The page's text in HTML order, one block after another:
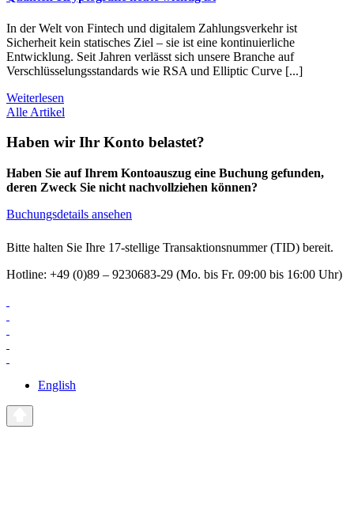
In der Welt von Fintech und digitalem Zahlungsverkehr ist
Sicherheit kein statisches Ziel – sie ist eine kontinuierliche
Entwicklung. Seit Jahren verlässt sich unsere Branche auf
Verschlüsselungsstandards wie RSA und Elliptic Curve [...]
Weiterlesen
Alle Artikel
Haben wir Ihr Konto belastet?
Haben Sie auf Ihrem Kontoauszug eine Buchung gefunden,
deren Zweck Sie nicht nachvollziehen können?
Buchungsdetails ansehen
Bitte halten Sie Ihre 17-stellige Transaktionsnummer (TID) bereit.
Hotline: +49 (0)89 – 9230683-29 (Mo. bis Fr. 09:00 bis 16:00 Uhr)
English